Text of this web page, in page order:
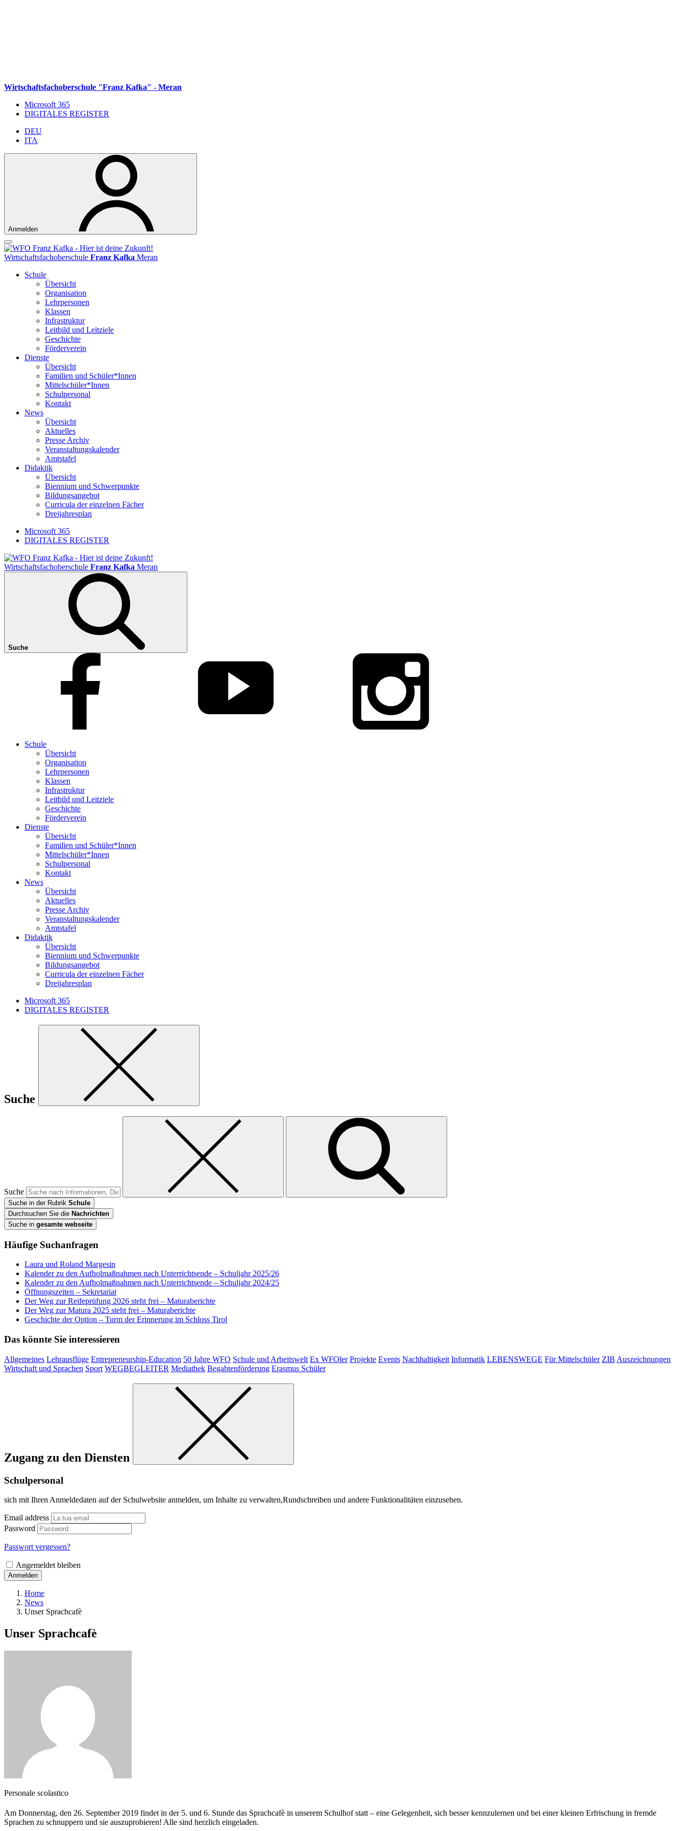
Weiter zum Inhalt
Zum Navigationsmenü gehen
Zur Fußzeile springen
Wirtschaftsfachoberschule "Franz Kafka" - Meran
Microsoft 365
DIGITALES REGISTER
DEU
ITA
Anmelden
Wirtschaftsfachoberschule Franz Kafka Meran
Schule
Übersicht
Organisation
Lehrpersonen
Klassen
Infrastruktur
Leitbild und Leitziele
Geschichte
Förderverein
Dienste
Übersicht
Familien und Schüler*Innen
Mittelschüler*Innen
Schulpersonal
Kontakt
News
Übersicht
Aktuelles
Presse Archiv
Veranstaltungskalender
Amtstafel
Didaktik
Übersicht
Biennium und Schwerpunkte
Bildungsangebot
Curricula der einzelnen Fächer
Dreijahresplan
Microsoft 365
DIGITALES REGISTER
Wirtschaftsfachoberschule Franz Kafka Meran
Suche
Schule
Übersicht
Organisation
Lehrpersonen
Klassen
Infrastruktur
Leitbild und Leitziele
Geschichte
Förderverein
Dienste
Übersicht
Familien und Schüler*Innen
Mittelschüler*Innen
Schulpersonal
Kontakt
News
Übersicht
Aktuelles
Presse Archiv
Veranstaltungskalender
Amtstafel
Didaktik
Übersicht
Biennium und Schwerpunkte
Bildungsangebot
Curricula der einzelnen Fächer
Dreijahresplan
Microsoft 365
DIGITALES REGISTER
Suche
Suche
Suche in der Rubrik Schule
Durchsuchen Sie die Nachrichten
Suche in gesamte webseite
Häufige Suchanfragen
Laura und Roland Margesin
Kalender zu den Aufholmaßnahmen nach Unterrichtsende – Schuljahr 2025/26
Kalender zu den Aufholmaßnahmen nach Unterrichtsende – Schuljahr 2024/25
Öffnungszeiten – Sekretariat
Der Weg zur Reifeprüfung 2026 steht frei – Maturaberichte
Der Weg zur Matura 2025 steht frei – Maturaberichte
Geschichte der Option – Turm der Erinnerung im Schloss Tirol
Das könnte Sie interessieren
Allgemeines Lehrausflüge Entrepreneurship-Education 50 Jahre WFO Schule und Arbeitswelt Ex WFOler Projekte Events Nachhaltigkeit Informatik LEBENSWEGE Für Mittelschüler ZIB Auszeichnungen
Wirtschaft und Sprachen Sport WEGBEGLEITER Mediathek Begabtenförderung Erasmus Schüler
Zugang zu den Diensten
Schulpersonal
sich mit Ihren Anmeldedaten auf der Schulwebsite anmelden, um Inhalte zu verwalten,Rundschreiben und andere Funktionalitäten einzusehen.
Email address
Password
Passwort vergessen?
Angemeldet bleiben
Anmelden
Home
News
Unser Sprachcafè
Unser Sprachcafè
Personale scolastico
Am Donnerstag, den 26. September 2019 findet in der 5. und 6. Stunde das Sprachcafè in unserem Schulhof statt – eine Gelegenheit, sich besser kennzulernen und bei einer kleinen Erfrischung in fremde
Sprachen zu schnuppern und sie auszuprobieren! Alle sind herzlich eingeladen.